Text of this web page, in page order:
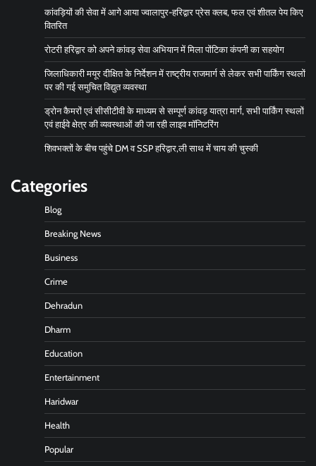
कांवड़ियों की सेवा में आगे आया ज्वालापुर-हरिद्वार प्रेस क्लब, फल एवं शीतल पेय किए
वितरित
रोटरी हरिद्वार को अपने कांवड़ सेवा अभियान में मिला पोंटिका कंपनी का सहयोग
जिलाधिकारी मयूर दीक्षित के निर्देशन में राष्ट्रीय राजमार्ग से लेकर सभी पार्किंग स्थलों
पर की गई समुचित विद्युत व्यवस्था
ड्रोन कैमरों एवं सीसीटीवी के माध्यम से सम्पूर्ण कांवड़ यात्रा मार्ग, सभी पार्किंग स्थलों
एवं हाईवे क्षेत्र की व्यवस्थाओं की जा रही लाइव मॉनिटरिंग
शिवभक्तों के बीच पहुंचे DM व SSP हरिद्वार,ली साथ में चाय की चुस्की
Categories
Blog
Breaking News
Business
Crime
Dehradun
Dharm
Education
Entertainment
Haridwar
Health
Popular